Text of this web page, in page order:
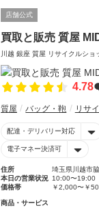
店舗公式
買取と販売 質屋
川越 銀座 質屋 リサイクルシ
4.78
質屋 バッグ・鞄 リサ
配達・デリバリー対応
電子マネー決済可
住所
埼玉県川越市
本日の営業状況 10:00〜19:00
価格帯
￥2,000〜￥
商品・サービス